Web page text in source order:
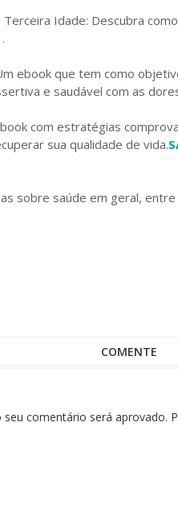
Terceira Idade: Descubra
.
ebook que tem como
e saudável com as
com estratégias
sua qualidade de vida.
sobre saúde em geral, entre
COMENTE
comentário será aprovado.